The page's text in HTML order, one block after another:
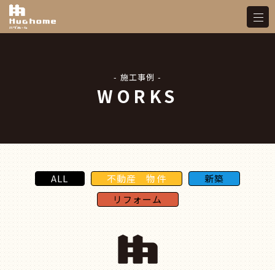
- 施工事例 -
WORKS
ALL 不動産 物件
新築
リフォーム